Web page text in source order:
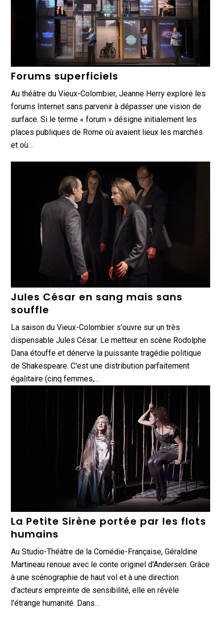
Forums superficiels
Au théâtre du Vieux-Colombier, Jeanne Herry explore les
forums Internet sans parvenir à dépasser une vision de
surface. Si le terme « forum » désigne initialement les
places publiques de Rome où avaient lieux les marchés
et où…
Jules César en sang mais sans
souffle
La saison du Vieux-Colombier s'ouvre sur un très
dispensable Jules César. Le metteur en scène Rodolphe
Dana étouffe et dénerve la puissante tragédie politique
de Shakespeare. C'est une distribution parfaitement
égalitaire (cinq femmes,…
La Petite Sirène portée par les flots
humains
Au Studio-Théâtre de la Comédie-Française, Géraldine
Martineau renoue avec le conte originel d'Andersen. Grâce
à une scénographie de haut vol et à une direction
d'acteurs empreinte de sensibilité, elle en révèle
l'étrange humanité. Dans…